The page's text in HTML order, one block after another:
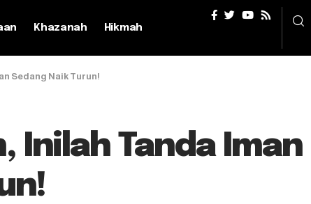
Khazanah Hikmah
Sedang Naik Turun!
Inilah Tanda Iman